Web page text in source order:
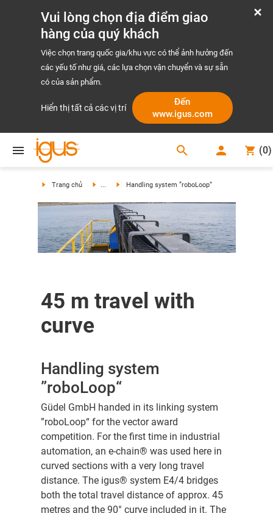
Vui lòng chọn địa điểm giao
hàng của quý khách
Việc chọn trang quốc gia/khu vực có thể ảnh hưởng đến
các yếu tố như giá, các lựa chọn vận chuyển và sự sẵn
có của sản phẩm.
Hiển thị tất cả các vị trí
Đến
www.igus.com
search (0)
Trang chủ ... Handling system ”roboLoop“
45 m travel with
curve
Handling system
”roboLoop“
Güdel GmbH handed in its linking system
”roboLoop“ for the vector award
competition. For the first time in industrial
automation, an e-chain® was used here in
curved sections with a very long travel
distance. The igus® system E4/4 bridges
both the total travel distance of approx. 45
metres and the 90° curve included in it. The